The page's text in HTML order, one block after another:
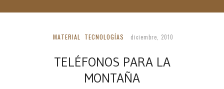
MATERIAL TECNOLOGÍAS diciembre, 2010
TELÉFONOS PARA LA
MONTAÑA